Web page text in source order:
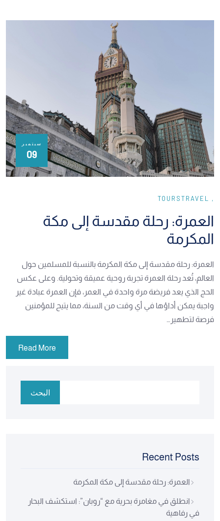
سبتمبر
09
TOURSTRAVEL
العمرة: رحلة مقدسة إلى مكة
المكرمة
العمرة: رحلة مقدسة إلى مكة المكرمة بالنسبة للمسلمين حول
العالم، تُعد رحلة العمرة تجربة روحية عميقة وتحولية. وعلى عكس
الحج الذي يعد فريضة مرة واحدة في العمر، فإن العمرة عبادة غير
واجبة يمكن أداؤها في أي وقت من السنة، مما يتيح للمؤمنين
فرصة لتطهير…
Read More
البحث
Recent Posts
العمرة: رحلة مقدسة إلى مكة المكرمة
انطلق في مغامرة بحرية مع “روبان”: استكشف البحار
في رفاهية